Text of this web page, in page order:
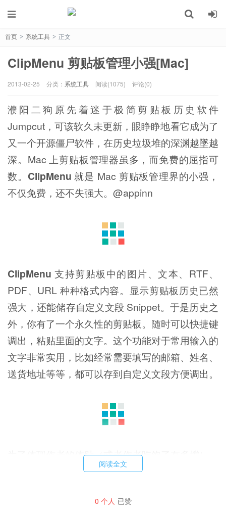
首页 > 系统工具 > 正文
ClipMenu 剪贴板管理小强[Mac]
2013-02-25 分类： 系统工具 阅读(1075) 评论(0)
濮阳二狗原先着迷于极简剪贴板历史软件
Jumpcut，可该软久未更新，眼睁睁地看它成为了
又一个开源僵尸软件，在历史垃圾堆的深渊越墜越
深。Mac 上剪贴板管理器虽多，而免费的屈指可
数。 ClipMenu 就是 Mac 剪贴板管理界的小强，
不仅免费，还不失强大。@appinn
ClipMenu 支持剪贴板中的图片、文本、RTF、
PDF、URL 种种格式内容。显示剪贴板历史已然
强大，还能储存自定义文段 Snippet。于是历史之
外，你有了一个永久性的剪贴板。随时可以快捷键
调出，粘贴里面的文字。这个功能对于常用输入的
文字非常实用，比如经常需要填写的邮箱、姓名、
送货地址等等，都可以存到自定义文段方便调出。
为了体现作者的体贴（或者作者吃饱了有多撑），
软件还有一车匪夷所思的定制选项，比如用
写转换），剪贴板历史各种排序，存储历史项数，
阅读全文
0 个人 已赞